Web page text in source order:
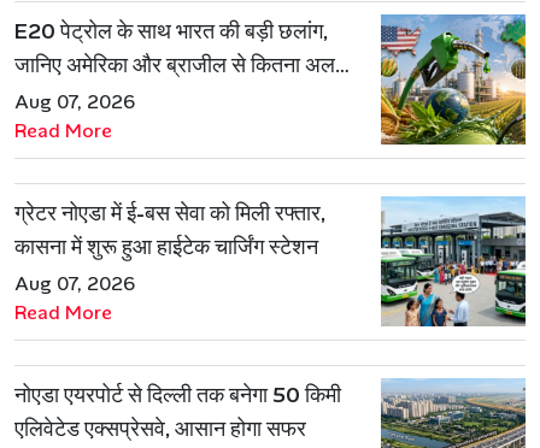
E20 पेट्रोल के साथ भारत की बड़ी छलांग,
जानिए अमेरिका और ब्राजील से कितना अलग
है एथेनॉल मॉडल
Aug 07, 2026
Read More
ग्रेटर नोएडा में ई-बस सेवा को मिली रफ्तार,
कासना में शुरू हुआ हाईटेक चार्जिंग स्टेशन
Aug 07, 2026
Read More
नोएडा एयरपोर्ट से दिल्ली तक बनेगा 50 किमी
एलिवेटेड एक्सप्रेसवे, आसान होगा सफर